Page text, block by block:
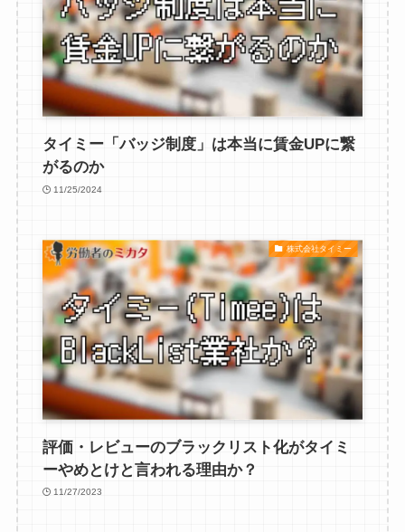
タイミー「バッジ制度」は本当に賃金UPに繋
がるのか
11/25/2024
株式会社タイミー
評価・レビューのブラックリスト化がタイミ
ーやめとけと言われる理由か？
11/27/2023